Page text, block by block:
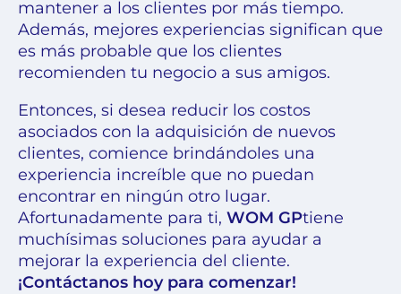
mantener a los clientes por más tiempo.
Además, mejores experiencias significan que
es más probable que los clientes
recomienden tu negocio a sus amigos.
Entonces, si desea reducir los costos
asociados con la adquisición de nuevos
clientes, comience brindándoles una
experiencia increíble que no puedan
encontrar en ningún otro lugar.
Afortunadamente para ti, WOM GPtiene
muchísimas soluciones para ayudar a
mejorar la experiencia del cliente.
¡Contáctanos hoy para comenzar!